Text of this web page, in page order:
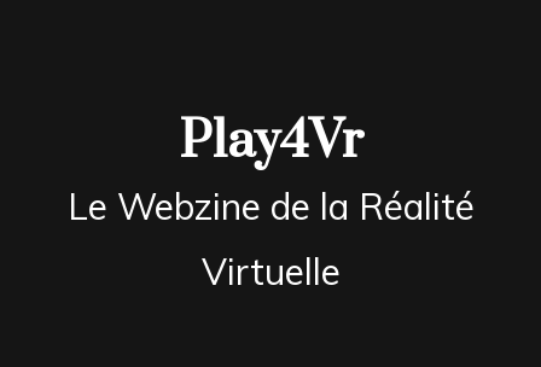
Play4Vr
Le Webzine de la Réalité
Virtuelle